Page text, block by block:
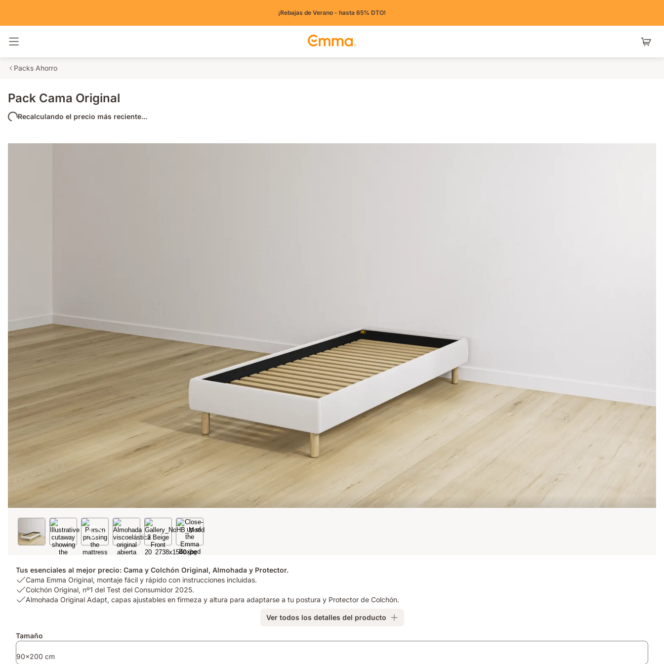
¡Rebajas de Verano - hasta 65% DTO!
Packs Ahorro
Pack Cama Original
Recalculando el precio más reciente...
Tus esenciales al mejor precio: Cama y Colchón Original, Almohada y Protector.
USP
1:
Cama
fácil
rápido
Cama Emma Original, montaje fácil y rápido con instrucciones incluidas.
USP
2:
del
del
Colchón Original, nº1 del Test del Consumidor 2025.
USP
Adapt,
ajustables
Almohada Original Adapt, capas ajustables en firmeza y altura para adaptarse a tu postura y Protector de Colchón.
Ver todos los detalles del producto
Complementos
Tamaño
90x200 cm